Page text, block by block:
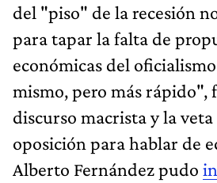
del "piso" de la recesión
para tapar la falta de
económicas del
mismo, pero más rápido",
discurso macrista y la
oposición para hablar de
Alberto Fernández pudo